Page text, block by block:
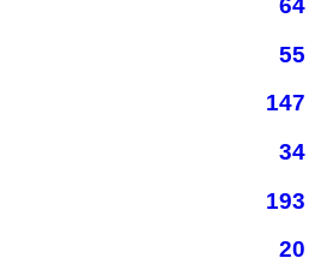
64
55
147
34
193
20